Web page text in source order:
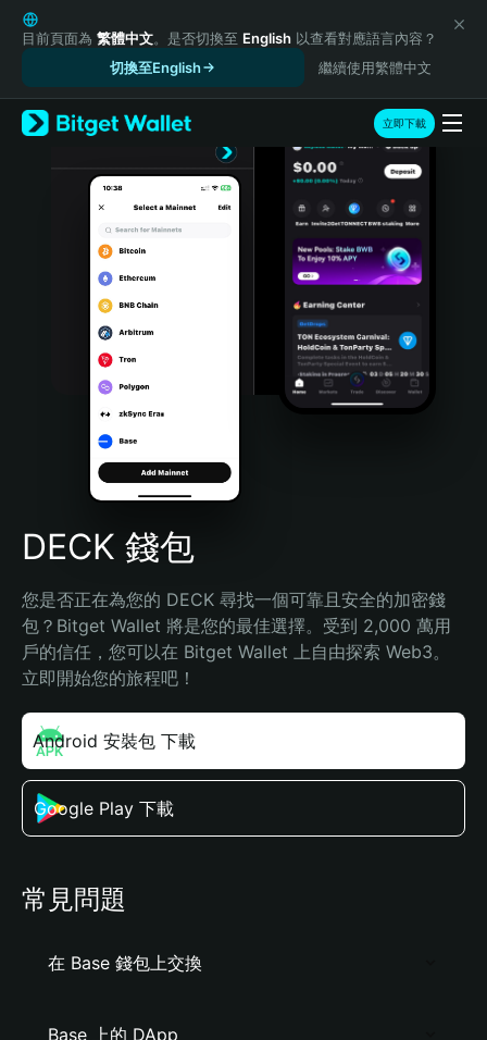
English
日本語
Русский
Español (Latinoamérica)
Türkçe
Português (Portugal)
Bahasa Indonesia
Português (Brasil)
Español (Argentina)
目前頁面為 繁體中文。是否切換至 English 以查看對應語言內容？
切換至English
繼續使用繁體中文
立即下載
DECK 錢包
您是否正在為您的 DECK 尋找一個可靠且安全的加密錢
包？Bitget Wallet 將是您的最佳選擇。受到 2,000 萬用
戶的信任，您可以在 Bitget Wallet 上自由探索 Web3。
立即開始您的旅程吧！
Android 安裝包 下載
Google Play 下載
常見問題
在 Base 錢包上交換
Base 上的 DApp